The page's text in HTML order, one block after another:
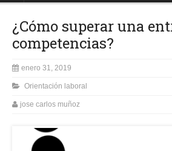
¿Cómo superar una
competencias?
enero 31, 2019
Orientación laboral
jose carlos muñoz